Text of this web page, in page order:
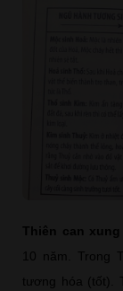
Thiên can
10 năm. Trong
tương hóa (tốt).